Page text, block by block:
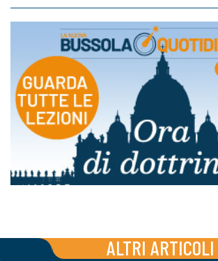
ALTRI ARTICOLI